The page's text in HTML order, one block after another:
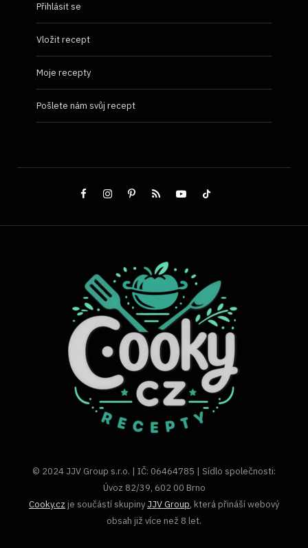
Přihlásit se
Vložit recept
Moje recepty
Pošlete nám svůj recept
© 2024 JJV Group s.r.o. | IČ: 06464785 | Sídlo společnosti:
Úvoz 82/39, 602 00 Brno
Cooky.cz je součástí skupiny JJV Group, která přináší webový
obsah již více než 8 let.